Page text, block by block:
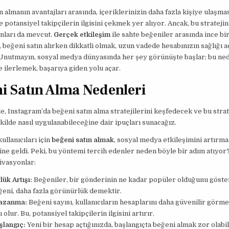
almanın avantajları arasında, içeriklerinizin daha fazla kişiye
potansiyel takipçilerin ilgisini çekmek yer alıyor. Ancak, bu
da mevcut. Gerçek etkileşimile sahte beğeniler arasında ince
satın alırken dikkatli olmak, uzun vadede hesabınızın sağlığı
sosyal medya dünyasında her şey görünüşte başlar; bu
başarıya giden yolu açar.
Satın Alma Nedenleri
Instagram’da beğeni satın alma stratejilerini keşfedecek ve bu
nasıl uygulanabileceğine dair ipuçları sunacağız.
için beğeni satın almak, sosyal medya etkileşimini
geldi. Peki, bu yöntemi tercih edenler neden böyle bir adım
Artışı: Beğeniler, bir gönderinin ne kadar popüler olduğunu
daha fazla görünürlük demektir.
Beğeni sayısı, kullanıcıların hesaplarını daha güvenilir
olur. Bu, potansiyel takipçilerin ilgisini artırır.
Yeni bir hesap açtığınızda, başlangıçta beğeni almak zor